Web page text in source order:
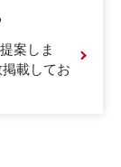
案しま
載してお